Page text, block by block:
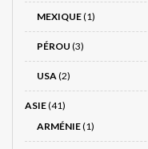
MEXIQUE(1)
PÉROU (3)
USA(2)
ASIE(41)
ARMÉNIE(1)